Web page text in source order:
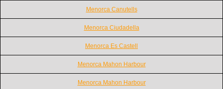
Menorca Canutells
Menorca Ciudadella
Menorca Es Castell
Menorca Mahon Harbour
Menorca Mahon Harbour